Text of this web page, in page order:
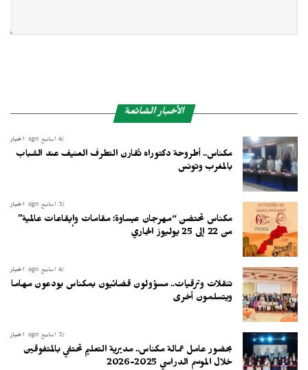
الأخبار الشائعة
أخبار 4 أسابيع ago
مكناس.. أطروحة دكتوراه تُقارن التطرف العنيف عند الشباب
بالمغرب وتونس
أخبار 3 أسابيع ago
مكناس تحتضن “مهرجان عيساوة: مقامات وإيقاعات عالمية”
من 22 إلى 25 يوليوز الجاري
أخبار 4 أسابيع ago
تنقلات وترقيات.. مسؤولون قضائيون بمكناس يودعون مهاما
ويتسلمون أخرى
أخبار 3 أسابيع ago
بحضور عامل عمالة مكناس.. مديرية التعليم تحتفي بالمتفوقين
خلال الموسم الدراسي 2025-2026